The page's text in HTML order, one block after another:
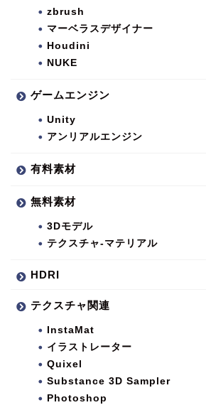
zbrush
マーベラスデザイナー
Houdini
NUKE
ゲームエンジン
Unity
アンリアルエンジン
有料素材
無料素材
3Dモデル
テクスチャ-マテリアル
HDRI
テクスチャ関連
InstaMat
イラストレーター
Quixel
Substance 3D Sampler
Photoshop